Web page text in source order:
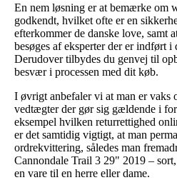
En nem løsning er at bemærke om
godkendt, hvilket ofte er en
efterkommer de danske love, samt
besøges af eksperter der er indført
Derudover tilbydes du genvej til
besvær i processen med dit køb.
I øvrigt anbefaler vi at man er vaks
vedtægter der gør sig gældende i
eksempel hvilken returrettighed
er det samtidig vigtigt, at man
ordrekvittering, således man
Cannondale Trail 3 29" 2019 –
en vare til en herre eller dame.